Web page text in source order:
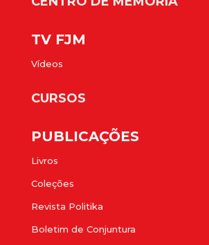
TV FJM
Vídeos
CURSOS
PUBLICAÇÕES
Livros
Coleções
Revista Politika
Boletim de Conjuntura